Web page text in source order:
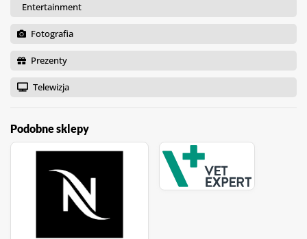
Entertainment
Fotografia
Prezenty
Telewizja
Podobne sklepy